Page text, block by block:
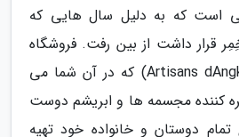
است که به دلیل سال هایی که
داشت از بین رفت. فروشگاه
زیبایی وجود دارد (Artisans dAngkor) که در آن شما می
کننده مجسمه ها و ابریشم دوست
دوستان و خانواده خود تهیه